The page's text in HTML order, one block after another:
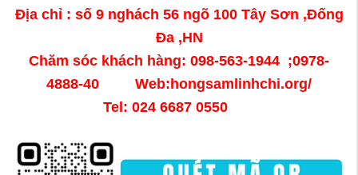
Địa chỉ : số 9 nghách 56 ngõ 100 Tây Sơn ,Đống
Đa ,HN
Chăm sóc khách hàng: 098-563-1944 ;0978-
4888-40 Web:hongsamlinhchi.org/
Tel: 024 6687 0550